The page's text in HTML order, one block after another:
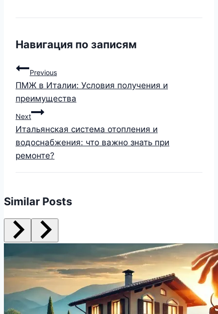
Навигация по записям
Previous
ПМЖ в Италии: Условия получения и
преимущества
Next
Итальянская система отопления и
водоснабжения: что важно знать при
ремонте?
Similar Posts